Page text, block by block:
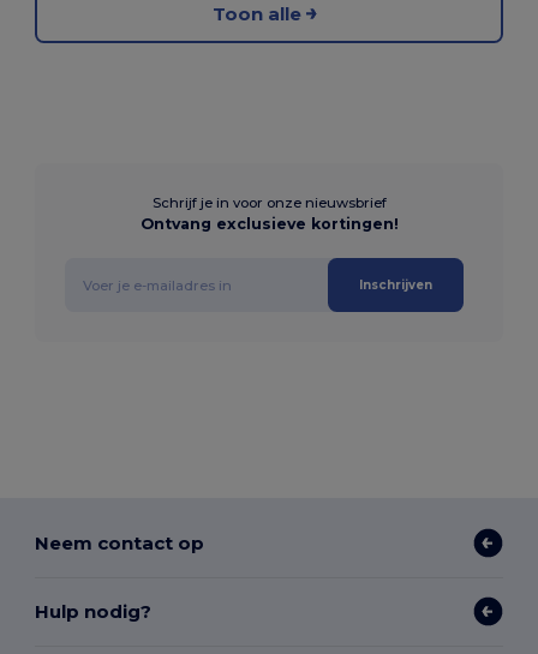
Toon alle
Schrijf je in voor onze nieuwsbrief
Ontvang exclusieve kortingen!
Inschrijven
Neem contact op
Hulp nodig?